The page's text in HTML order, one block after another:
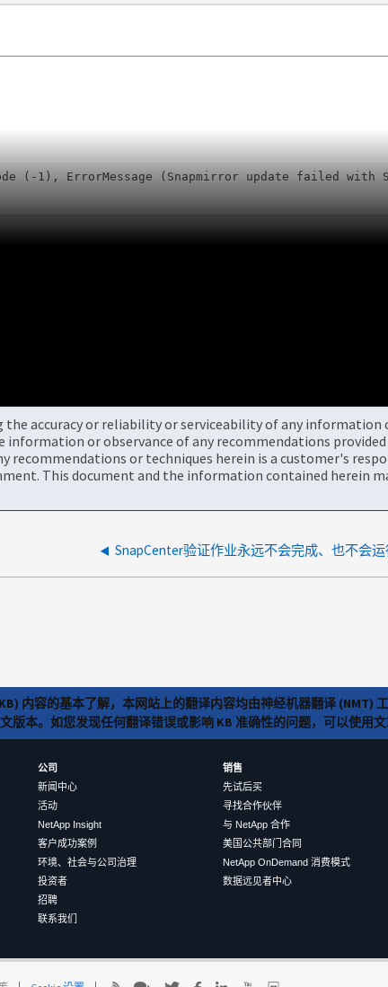
(-1), ErrorMessage (Snapmirror update failed
accuracy or reliability or serviceability of any
or observance of any recommendations
or techniques herein is a customer's
This document and the information contained herein
内容的基本了解，本网站上的翻译内容均由神经机器翻译 (NMT)
版本。如您发现任何翻译错误或影响 KB 准确性的问题，可以使用
公司
新闻中心
活动
NetApp Insight
客户成功案例
环境、社会与公司治理
投资者
招聘
联系我们
销售
先试后买
寻找合作伙伴
与 NetApp 合作
美国公共部门合同
NetApp OnDemand 消费模式
数据远见者中心